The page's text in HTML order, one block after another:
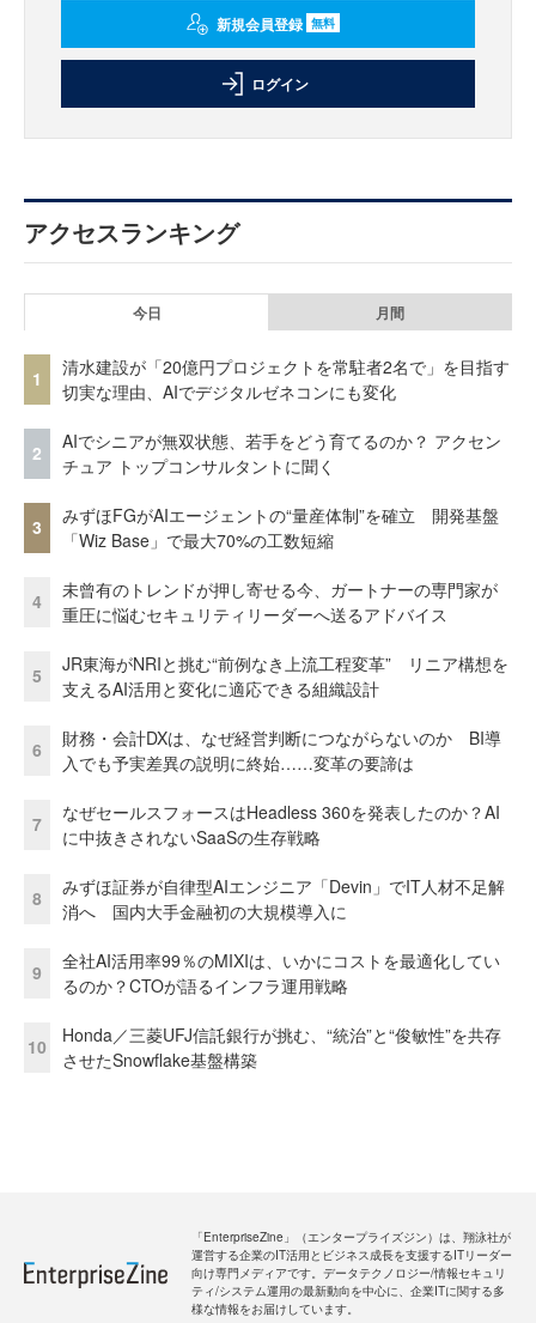
新規会員登録 無料
ログイン
アクセスランキング
今日 月間
1
清水建設が「20億円プロジェクトを常駐者2名で」を目指す
切実な理由、AIでデジタルゼネコンにも変化
2
AIでシニアが無双状態、若手をどう育てるのか？ アクセン
チュア トップコンサルタントに聞く
3
みずほFGがAIエージェントの“量産体制”を確立 開発基盤
「Wiz Base」で最大70%の工数短縮
4
未曾有のトレンドが押し寄せる今、ガートナーの専門家が
重圧に悩むセキュリティリーダーへ送るアドバイス
5
JR東海がNRIと挑む“前例なき上流工程変革” リニア構想を
支えるAI活用と変化に適応できる組織設計
6
財務・会計DXは、なぜ経営判断につながらないのか BI導
入でも予実差異の説明に終始……変革の要諦は
7
なぜセールスフォースはHeadless 360を発表したのか？AI
に中抜きされないSaaSの生存戦略
8
みずほ証券が自律型AIエンジニア「Devin」でIT人材不足解
消へ 国内大手金融初の大規模導入に
9
全社AI活用率99％のMIXIは、いかにコストを最適化してい
るのか？CTOが語るインフラ運用戦略
10
Honda／三菱UFJ信託銀行が挑む、“統治”と“俊敏性”を共存
させたSnowflake基盤構築
「EnterpriseZine」（エンタープライズジン）は、翔泳社が
運営する企業のIT活用とビジネス成長を支援するITリーダー
向け専門メディアです。データテクノロジー/情報セキュリ
ティ/システム運用の最新動向を中心に、企業ITに関する多
様な情報をお届けしています。